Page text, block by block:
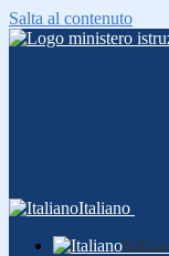
Salta al contenuto
Italiano